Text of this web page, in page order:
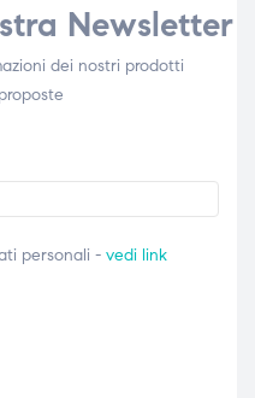
Newsletter
dei nostri prodotti
personali - vedi link